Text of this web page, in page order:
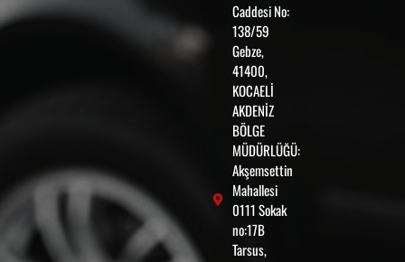
Caddesi No:
138/59
Gebze,
41400,
KOCAELİ
AKDENİZ
BÖLGE
MÜDÜRLÜĞÜ:
Akşemsettin
Mahallesi
0111 Sokak
no:17B
Tarsus,